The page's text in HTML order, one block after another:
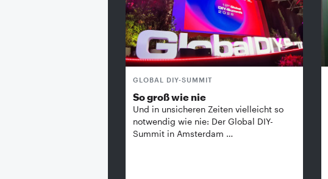
GLOBAL DIY-SUMMIT
So groß wie nie
Und in unsicheren Zeiten vielleicht so
notwendig wie nie: Der Global DIY-
Summit in Amsterdam …